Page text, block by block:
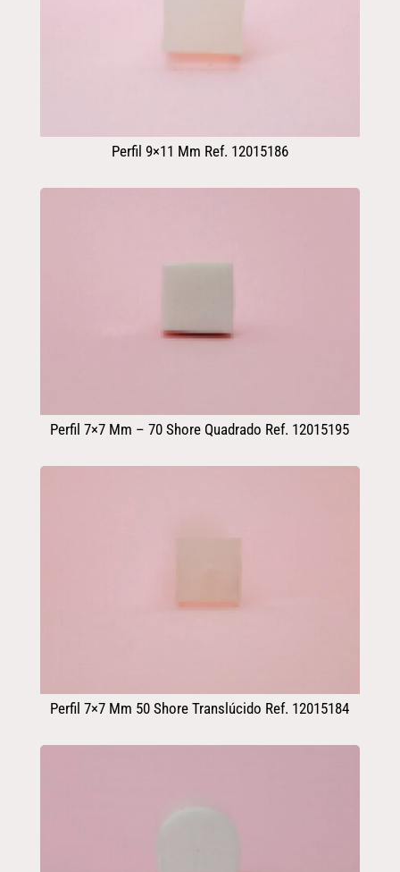
Perfil 9×11 Mm Ref. 12015186
Perfil 7×7 Mm – 70 Shore Quadrado Ref. 12015195
Perfil 7×7 Mm 50 Shore Translúcido Ref. 12015184